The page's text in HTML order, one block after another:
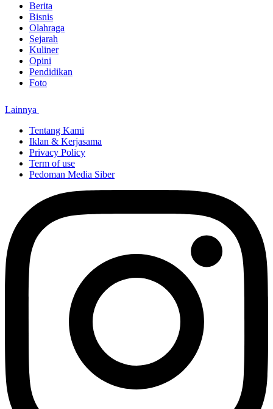
Berita
Bisnis
Olahraga
Sejarah
Kuliner
Opini
Pendidikan
Foto
Lainnya
Tentang Kami
Iklan & Kerjasama
Privacy Policy
Term of use
Pedoman Media Siber